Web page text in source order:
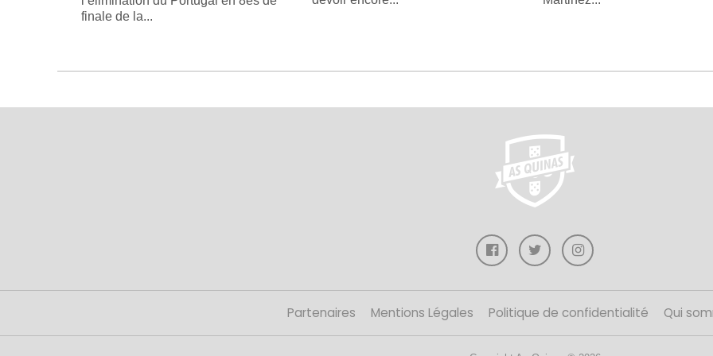
finale de la...
Partenaires Mentions Légales Politique de confidentialité Qui